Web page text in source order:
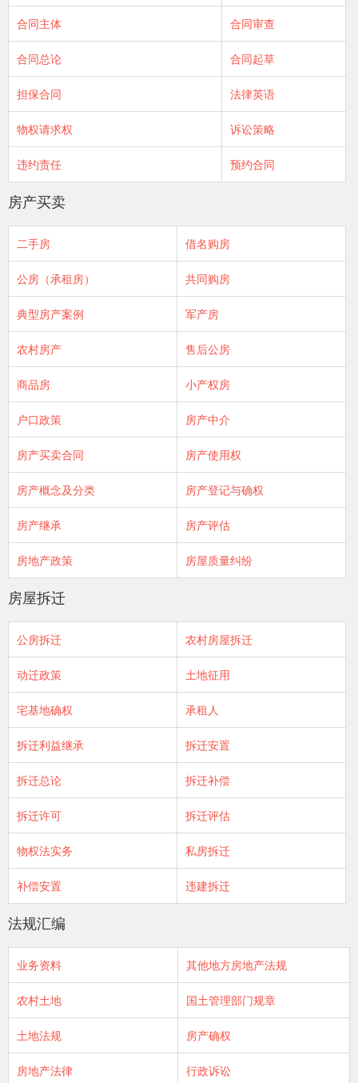
合同主体 合同审查
合同总论 合同起草
担保合同 法律英语
物权请求权 诉讼策略
违约责任 预约合同
房产买卖
二手房 借名购房
公房（承租房） 共同购房
典型房产案例 军产房
农村房产 售后公房
商品房 小产权房
户口政策 房产中介
房产买卖合同 房产使用权
房产概念及分类 房产登记与确权
房产继承 房产评估
房地产政策 房屋质量纠纷
房屋拆迁
公房拆迁 农村房屋拆迁
动迁政策 土地征用
宅基地确权 承租人
拆迁利益继承 拆迁安置
拆迁总论 拆迁补偿
拆迁许可 拆迁评估
物权法实务 私房拆迁
补偿安置 违建拆迁
法规汇编
业务资料 其他地方房地产法规
农村土地 国土管理部门规章
土地法规 房产确权
房地产法律 行政诉讼